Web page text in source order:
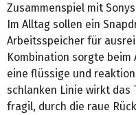
Zusammenspiel mit
Im Alltag sollen ein
Arbeitsspeicher für
Kombination sorgte beim
eine flüssige und
schlanken Linie wirkt
fragil, durch die raue